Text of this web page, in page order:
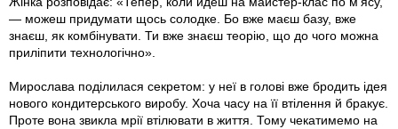
— можеш придумати щось солодке. Бо вже маєш базу, вже
знаєш, як комбінувати. Ти вже знаєш теорію, що до чого можна
приліпити технологічно».
Мирослава поділилася секретом: у неї в голові вже бродить ідея
нового кондитерського виробу. Хоча часу на її втілення й бракує.
Проте вона звикла мрії втілювати в життя. Тому чекатимемо на